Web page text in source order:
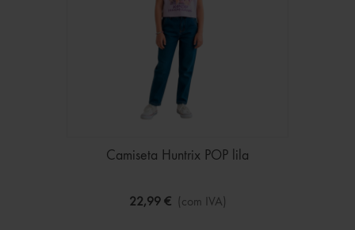
Camiseta Huntrix POP lila
22,99 € (com IVA)